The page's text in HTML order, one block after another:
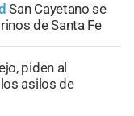
San Cayetano se
de Santa Fe
piden al
asilos de